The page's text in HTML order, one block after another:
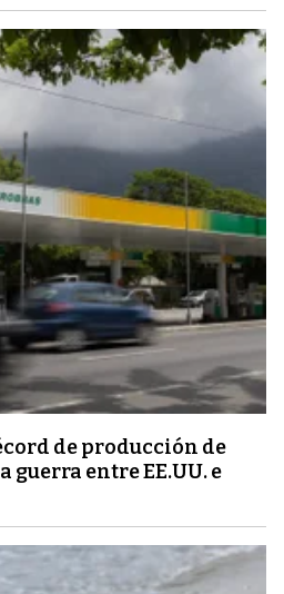
de producción de
guerra entre EE.UU. e